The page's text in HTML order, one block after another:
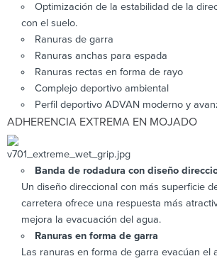
Optimización de la estabilidad de la
con el suelo.
Ranuras de garra
Ranuras anchas para espada
Ranuras rectas en forma de rayo
Complejo deportivo ambiental
Perfil deportivo ADVAN moderno y
ADHERENCIA EXTREMA EN MOJADO
Banda de rodadura con diseño
Un diseño direccional con más superficie
carretera ofrece una respuesta más
mejora la evacuación del agua.
Ranuras en forma de garra
Las ranuras en forma de garra evacúan el